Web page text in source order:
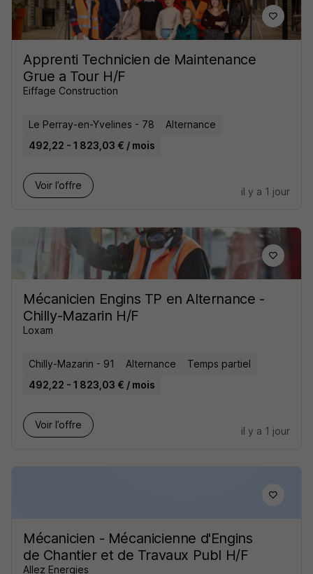
Apprenti Technicien de Maintenance
Grue a Tour H/F
Eiffage Construction
Le Perray-en-Yvelines - 78
Alternance
492,22 - 1 823,03 € / mois
Voir l’offre
il y a 1 jour
Mécanicien Engins TP en Alternance -
Chilly-Mazarin H/F
Loxam
Chilly-Mazarin - 91 Alternance
Temps partiel
492,22 - 1 823,03 € / mois
Voir l’offre
il y a 1 jour
Mécanicien - Mécanicienne d'Engins
de Chantier et de Travaux Publ H/F
Allez Energies